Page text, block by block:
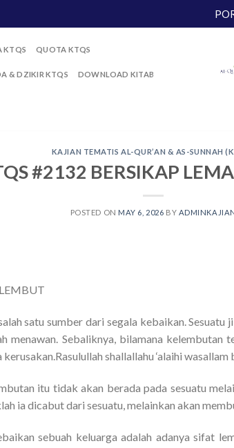
KTQS QUOTA KTQS
& DZIKIR KTQS DOWNLOAD KITAB
KAJIAN TEMATIS AL-QUR’AN & AS-SUNNAH
#2132 BERSIKAP
POSTED ON MAY 6, 2026 BY
satu sumber dari segala kebaikan. Sesuatu
menawan. Sebaliknya, bilamana kelembutan
shallallahu ‘alaihi wasallam
itu tidak akan berada pada sesuatu
ia dicabut dari sesuatu, melainkan akan
sebuah keluarga adalah adanya sifat